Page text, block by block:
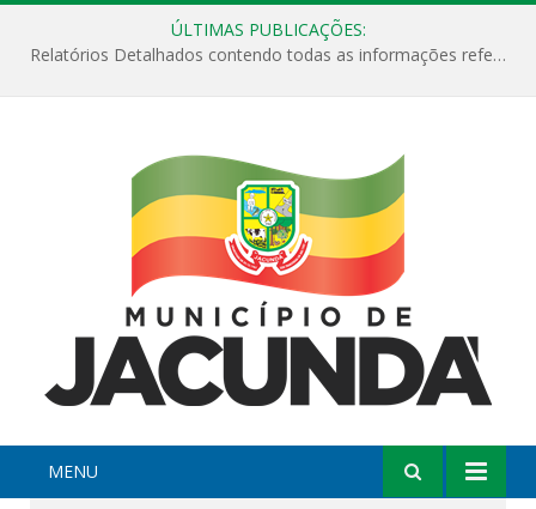
ÚLTIMAS PUBLICAÇÕES:
Relatórios Detalhados contendo todas as informações referentes a execução de recursos destinados ao fomento de projetos culturais no Município de Jacundá entre os anos de 2022 ao presente ano de 2026.
MENU